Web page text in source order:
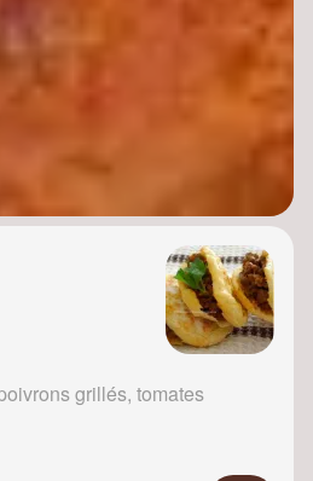
grillés, tomates